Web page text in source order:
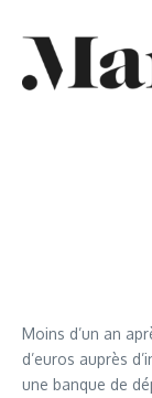
Moins d’un an
d’euros auprès
une banque de